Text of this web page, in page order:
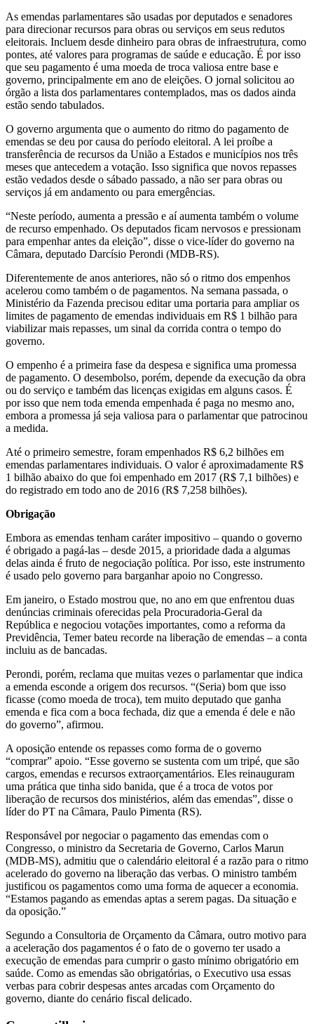
As emendas parlamentares são usadas por deputados e senadores
para direcionar recursos para obras ou serviços em seus redutos
eleitorais. Incluem desde dinheiro para obras de infraestrutura, como
pontes, até valores para programas de saúde e educação. É por isso
que seu pagamento é uma moeda de troca valiosa entre base e
governo, principalmente em ano de eleições. O jornal solicitou ao
órgão a lista dos parlamentares contemplados, mas os dados ainda
estão sendo tabulados.
O governo argumenta que o aumento do ritmo do pagamento de
emendas se deu por causa do período eleitoral. A lei proíbe a
transferência de recursos da União a Estados e municípios nos três
meses que antecedem a votação. Isso significa que novos repasses
estão vedados desde o sábado passado, a não ser para obras ou
serviços já em andamento ou para emergências.
“Neste período, aumenta a pressão e aí aumenta também o volume
de recurso empenhado. Os deputados ficam nervosos e pressionam
para empenhar antes da eleição”, disse o vice-líder do governo na
Câmara, deputado Darcísio Perondi (MDB-RS).
Diferentemente de anos anteriores, não só o ritmo dos empenhos
acelerou como também o de pagamentos. Na semana passada, o
Ministério da Fazenda precisou editar uma portaria para ampliar os
limites de pagamento de emendas individuais em R$ 1 bilhão para
viabilizar mais repasses, um sinal da corrida contra o tempo do
governo.
O empenho é a primeira fase da despesa e significa uma promessa
de pagamento. O desembolso, porém, depende da execução da obra
ou do serviço e também das licenças exigidas em alguns casos. É
por isso que nem toda emenda empenhada é paga no mesmo ano,
embora a promessa já seja valiosa para o parlamentar que patrocinou
a medida.
Até o primeiro semestre, foram empenhados R$ 6,2 bilhões em
emendas parlamentares individuais. O valor é aproximadamente R$
1 bilhão abaixo do que foi empenhado em 2017 (R$ 7,1 bilhões) e
do registrado em todo ano de 2016 (R$ 7,258 bilhões).
Obrigação
Embora as emendas tenham caráter impositivo – quando o governo
é obrigado a pagá-las – desde 2015, a prioridade dada a algumas
delas ainda é fruto de negociação política. Por isso, este instrumento
é usado pelo governo para barganhar apoio no Congresso.
Em janeiro, o Estado mostrou que, no ano em que enfrentou duas
denúncias criminais oferecidas pela Procuradoria-Geral da
República e negociou votações importantes, como a reforma da
Previdência, Temer bateu recorde na liberação de emendas – a conta
incluiu as de bancadas.
Perondi, porém, reclama que muitas vezes o parlamentar que indica
a emenda esconde a origem dos recursos. “(Seria) bom que isso
ficasse (como moeda de troca), tem muito deputado que ganha
emenda e fica com a boca fechada, diz que a emenda é dele e não
do governo”, afirmou.
A oposição entende os repasses como forma de o governo
“comprar” apoio. “Esse governo se sustenta com um tripé, que são
cargos, emendas e recursos extraorçamentários. Eles reinauguram
uma prática que tinha sido banida, que é a troca de votos por
liberação de recursos dos ministérios, além das emendas”, disse o
líder do PT na Câmara, Paulo Pimenta (RS).
Responsável por negociar o pagamento das emendas com o
Congresso, o ministro da Secretaria de Governo, Carlos Marun
(MDB-MS), admitiu que o calendário eleitoral é a razão para o ritmo
acelerado do governo na liberação das verbas. O ministro também
justificou os pagamentos como uma forma de aquecer a economia.
“Estamos pagando as emendas aptas a serem pagas. Da situação e
da oposição.”
Segundo a Consultoria de Orçamento da Câmara, outro motivo para
a aceleração dos pagamentos é o fato de o governo ter usado a
execução de emendas para cumprir o gasto mínimo obrigatório em
saúde. Como as emendas são obrigatórias, o Executivo usa essas
verbas para cobrir despesas antes arcadas com Orçamento do
governo, diante do cenário fiscal delicado.